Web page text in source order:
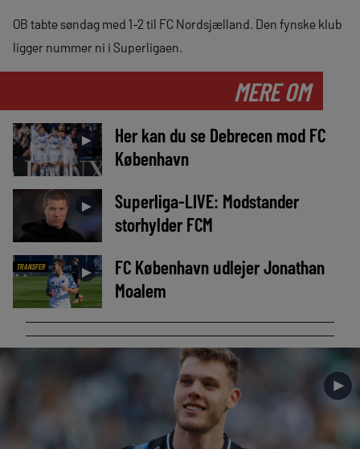
OB tabte søndag med 1-2 til FC Nordsjælland. Den fynske klub
ligger nummer ni i Superligaen.
MERE OM
►
Her kan du se Debrecen mod FC
København
►
Superliga-LIVE: Modstander
storhylder FCM
TRANSFER ►
FC København udlejer Jonathan
Moalem
►